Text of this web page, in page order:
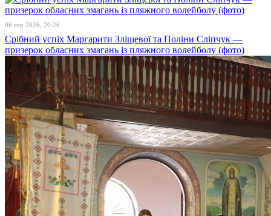
06 сер 2026, 20:26
Срібний успіх Маргарити Зліщевої та Поліни Сліпчук —
призерок обласних змагань із пляжного волейболу (фото)